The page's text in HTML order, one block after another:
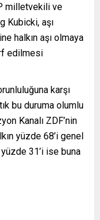
milletvekili ve
Kubicki, aşı
halkın aşı olmaya
edilmesi
karşı
bu duruma olumlu
Kanalı ZDF’nin
yüzde 68’i genel
31’i ise buna